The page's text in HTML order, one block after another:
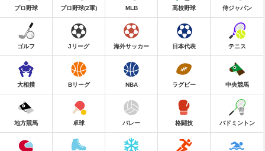
プロ野球 プロ野球(2軍) MLB 高校野球 侍ジャパン
ゴルフ Jリーグ 海外サッカー 日本代表 テニス
大相撲 Bリーグ NBA ラグビー 中央競馬
地方競馬 卓球 バレー 格闘技 バドミントン